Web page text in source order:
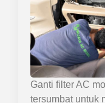
Ganti filter AC
tersumbat untuk